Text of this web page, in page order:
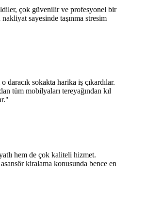
çok güvenilir ve profesyonel bir
sayesinde taşınma stresim
daracık sokakta harika iş çıkardılar.
tüm mobilyaları tereyağından kıl
"
hem de çok kaliteli hizmet.
kiralama konusunda bence en